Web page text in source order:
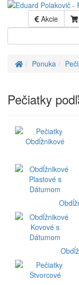
Akcie
ÚvodPonuka
Pečiatky